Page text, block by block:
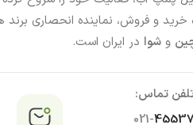
خرید و فروش، نماینده انحصاری برند
و شوا در ایران است.
تماس:
021-45537